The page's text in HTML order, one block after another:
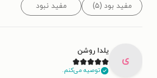
مفید بود (۵) مفید نبود
ی
یلدا روشن
توصیه می‌کنم.